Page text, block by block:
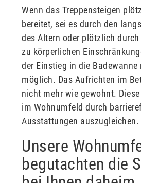
Wenn das Treppensteigen
bereitet, sei es durch den
des Altern oder plötzlich
zu körperlichen
der Einstieg in die
möglich. Das Aufrichten im
nicht mehr wie gewohnt.
im Wohnumfeld durch
Ausstattungen auszugleichen.
Unsere
begutachten die